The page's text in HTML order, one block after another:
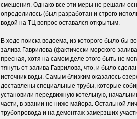
смешения. Однако все эти меры не решали
определилось (был разработан и строго
водой на ТЦ вопрос оставался открытым.
В ходе поиска водоема, из которого было бы
залива Гаврилова (фактически морского
пресная, хотя на самом деле этого быть не
тянуть от залива Гаврилова, что, и было
источник воды. Самым близким оказалось
доставлены специальные трубы, которые
установили передвижную котельную,
части, в звании не ниже майора. Остальной
трубопровода и на демонтаж замерзших